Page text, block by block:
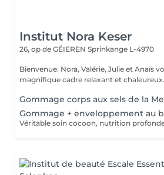
Institut Nora Keser
26, op de GÉIEREN Sprinkange L-4970
Bienvenue. Nora, Valérie, Julie et Anaïs vous accueillent dans un
magnifique cadre relaxant et chaleureux.
Gommage corps aux sels de la
Gommage + enveloppement au